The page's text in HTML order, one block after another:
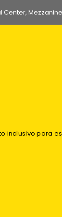
Center,
de